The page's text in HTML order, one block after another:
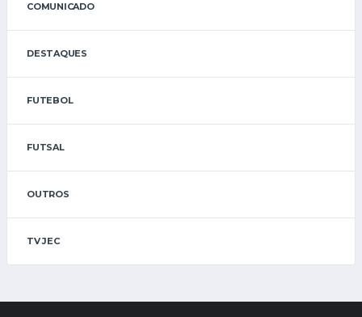
COMUNICADO
DESTAQUES
FUTEBOL
FUTSAL
OUTROS
TV JEC